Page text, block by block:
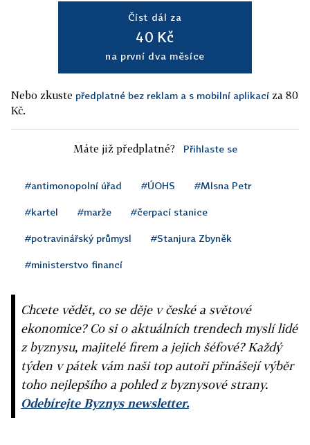
Číst dál za
40 Kč
na první dva měsíce
Nebo zkuste předplatné bez reklam a s mobilní aplikací za 80
Kč.
Máte již předplatné? Přihlaste se
#antimonopolní úřad #ÚOHS #Mlsna Petr
#kartel #marže #čerpací stanice
#potravinářský průmysl #Stanjura Zbyněk
#ministerstvo financí
Chcete vědět, co se děje v české a světové
ekonomice? Co si o aktuálních trendech myslí lidé
z byznysu, majitelé firem a jejich šéfové? Každý
týden v pátek vám naši top autoři přinášejí výběr
toho nejlepšího a pohled z byznysové strany.
Odebírejte Byznys newsletter.